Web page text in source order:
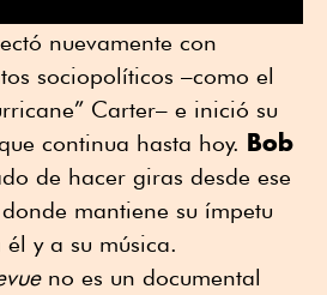
nuevamente con
sociopolíticos –como el
Carter– e inició su
continua hasta hoy. Bob
de hacer giras desde ese
mantiene su ímpetu
y a su música.
no es un documental